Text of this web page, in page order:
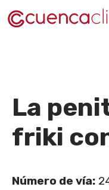
Saltar
al
La
friki
Número de vía: